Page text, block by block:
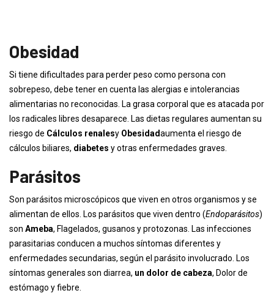
Obesidad
Si tiene dificultades para perder peso como persona con
sobrepeso, debe tener en cuenta las alergias e intolerancias
alimentarias no reconocidas. La grasa corporal que es atacada por
los radicales libres desaparece. Las dietas regulares aumentan su
riesgo de Cálculos renalesy Obesidadaumenta el riesgo de
cálculos biliares, diabetes y otras enfermedades graves.
Parásitos
Son parásitos microscópicos que viven en otros organismos y se
alimentan de ellos. Los parásitos que viven dentro (Endoparásitos)
son Ameba, Flagelados, gusanos y protozonas. Las infecciones
parasitarias conducen a muchos síntomas diferentes y
enfermedades secundarias, según el parásito involucrado. Los
síntomas generales son diarrea, un dolor de cabeza, Dolor de
estómago y fiebre.